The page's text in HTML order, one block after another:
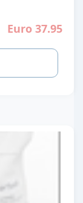
Euro 37.95